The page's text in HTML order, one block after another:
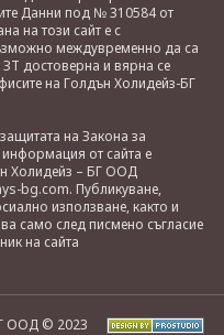
Данни под № 310584 от
на този сайт е с
междувременно да са
достоверна и вярна се
на Голдън Холидейз-БГ
на Закона за
от сайта е
Холидейз – БГ ООД
bg.com. Публикуване,
използване, както и
само след писмено съгласие
на сайта
ООД © 2023